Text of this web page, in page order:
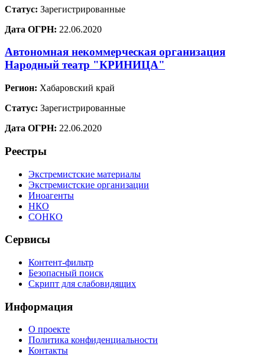
Статус: Зарегистрированные
Дата ОГРН: 22.06.2020
Автономная некоммерческая организация
Народный театр "КРИНИЦА"
Регион: Хабаровский край
Статус: Зарегистрированные
Дата ОГРН: 22.06.2020
Реестры
Экстремистские материалы
Экстремистские организации
Иноагенты
НКО
СОНКО
Сервисы
Контент-фильтр
Безопасный поиск
Скрипт для слабовидящих
Информация
О проекте
Политика конфиденциальности
Контакты